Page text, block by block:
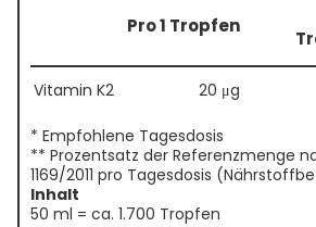
Pro 1 Tropfen
Vitamin K2 20 μg
* Empfohlene Tagesdosis
** Prozentsatz der Referenzmenge
1169/2011 pro Tagesdosis
Inhalt
50 ml = ca. 1.700 Tropfen